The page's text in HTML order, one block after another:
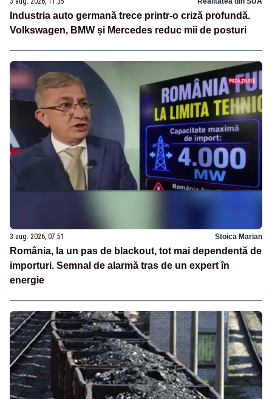
Industria auto germană trece printr-o criză profundă.
Volkswagen, BMW și Mercedes reduc mii de posturi
3 aug. 2026, 07:51 Stoica Marian
România, la un pas de blackout, tot mai dependentă de
importuri. Semnal de alarmă tras de un expert în
energie